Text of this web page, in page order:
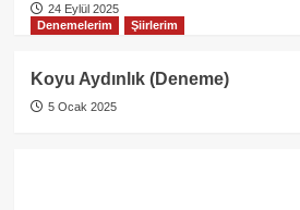
24 Eylül 2025
Denemelerim
Şiirlerim
Koyu Aydınlık (Deneme)
5 Ocak 2025